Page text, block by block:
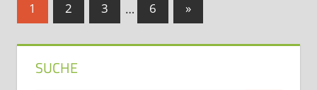
Seitennummerierung
Beiträge
1 2 3 … 6
Nächste
Beiträge
»
SUCHE